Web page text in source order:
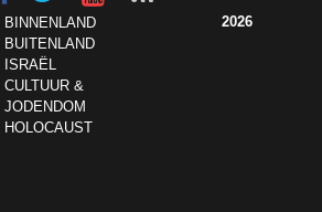
BINNENLAND
BUITENLAND
ISRAËL
CULTUUR &
JODENDOM
HOLOCAUST
2026